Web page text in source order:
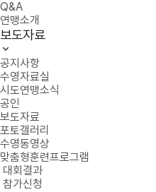
Q&A
연맹소개
보도자료
공지사항
수영자료실
시도연맹소식
공인
보도자료
포토갤러리
수영동영상
맞춤형훈련프로그램
대회결과
참가신청